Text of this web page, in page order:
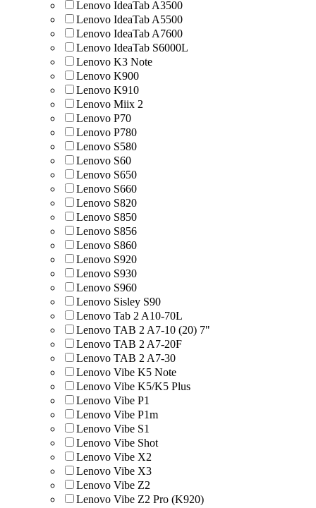
Lenovo IdeaTab A3500
Lenovo IdeaTab A5500
Lenovo IdeaTab A7600
Lenovo IdeaTab S6000L
Lenovo K3 Note
Lenovo K900
Lenovo K910
Lenovo Miix 2
Lenovo P70
Lenovo P780
Lenovo S580
Lenovo S60
Lenovo S650
Lenovo S660
Lenovo S820
Lenovo S850
Lenovo S856
Lenovo S860
Lenovo S920
Lenovo S930
Lenovo S960
Lenovo Sisley S90
Lenovo Tab 2 A10-70L
Lenovo TAB 2 A7-10 (20) 7"
Lenovo TAB 2 A7-20F
Lenovo TAB 2 A7-30
Lenovo Vibe K5 Note
Lenovo Vibe K5/K5 Plus
Lenovo Vibe P1
Lenovo Vibe P1m
Lenovo Vibe S1
Lenovo Vibe Shot
Lenovo Vibe X2
Lenovo Vibe X3
Lenovo Vibe Z2
Lenovo Vibe Z2 Pro (K920)